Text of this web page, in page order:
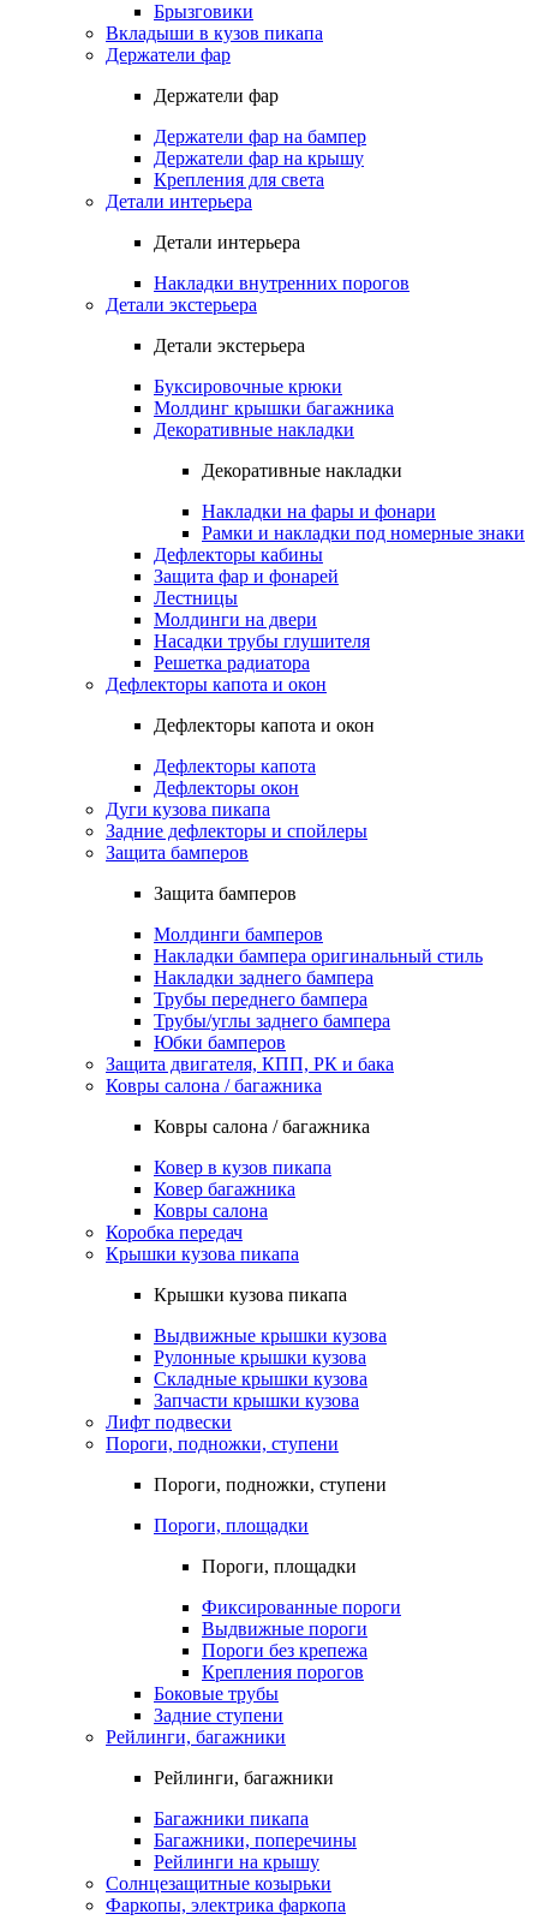
Брызговики
Вкладыши в кузов пикапа
Держатели фар
Держатели фар
Держатели фар на бампер
Держатели фар на крышу
Крепления для света
Детали интерьера
Детали интерьера
Накладки внутренних порогов
Детали экстерьера
Детали экстерьера
Буксировочные крюки
Молдинг крышки багажника
Декоративные накладки
Декоративные накладки
Накладки на фары и фонари
Рамки и накладки под номерные знаки
Дефлекторы кабины
Защита фар и фонарей
Лестницы
Молдинги на двери
Насадки трубы глушителя
Решетка радиатора
Дефлекторы капота и окон
Дефлекторы капота и окон
Дефлекторы капота
Дефлекторы окон
Дуги кузова пикапа
Задние дефлекторы и спойлеры
Защита бамперов
Защита бамперов
Молдинги бамперов
Накладки бампера оригинальный стиль
Накладки заднего бампера
Трубы переднего бампера
Трубы/углы заднего бампера
Юбки бамперов
Защита двигателя, КПП, РК и бака
Ковры салона / багажника
Ковры салона / багажника
Ковер в кузов пикапа
Ковер багажника
Ковры салона
Коробка передач
Крышки кузова пикапа
Крышки кузова пикапа
Выдвижные крышки кузова
Рулонные крышки кузова
Складные крышки кузова
Запчасти крышки кузова
Лифт подвески
Пороги, подножки, ступени
Пороги, подножки, ступени
Пороги, площадки
Пороги, площадки
Фиксированные пороги
Выдвижные пороги
Пороги без крепежа
Крепления порогов
Боковые трубы
Задние ступени
Рейлинги, багажники
Рейлинги, багажники
Багажники пикапа
Багажники, поперечины
Рейлинги на крышу
Солнцезащитные козырьки
Фаркопы, электрика фаркопа